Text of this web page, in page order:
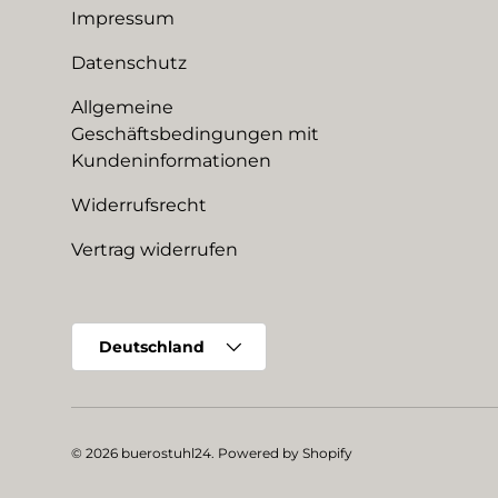
Impressum
Datenschutz
Allgemeine
Geschäftsbedingungen mit
Kundeninformationen
Widerrufsrecht
Vertrag widerrufen
Deutschland
© 2026 buerostuhl24. Powered by Shopify